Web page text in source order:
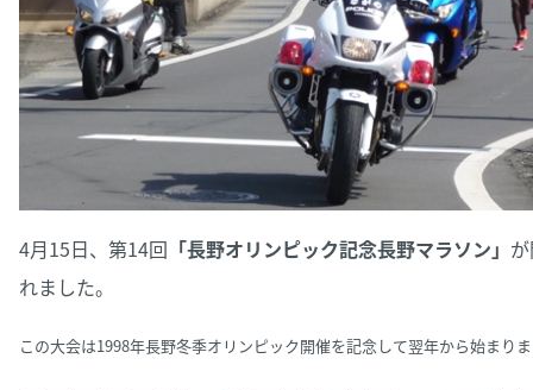
4月15日、第14回 「長野オリンピック記念長野マラソン」
れました。
この大会は1998年長野冬季オリンピック開催を記念して翌年から始まり